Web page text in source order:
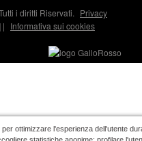
ottimizzare l'esperienza dell'utente
i diritti Riservati. Privacy
| Informativa sui cookies